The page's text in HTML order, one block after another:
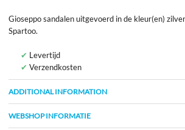
Gioseppo sandalen uitgevoerd in de kleur(en)
Spartoo.
Levertijd
Verzendkosten
ADDITIONAL INFORMATION
WEBSHOP INFORMATIE